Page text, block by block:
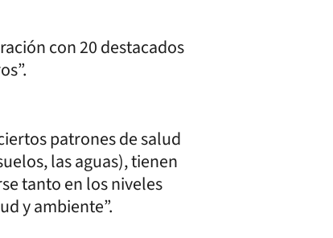
con 20 destacados
patrones de salud
las aguas), tienen
tanto en los niveles
y ambiente”.